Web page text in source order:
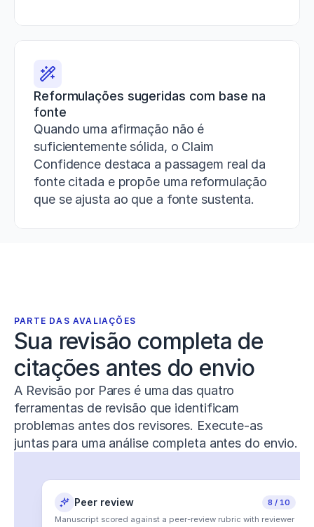
Reformulações sugeridas com base na
fonte
Quando uma afirmação não é
suficientemente sólida, o Claim
Confidence destaca a passagem real da
fonte citada e propõe uma reformulação
que se ajusta ao que a fonte sustenta.
PARTE DAS AVALIAÇÕES
Sua revisão completa de
citações antes do envio
A Revisão por Pares é uma das quatro
ferramentas de revisão que identificam
problemas antes dos revisores. Execute-as
juntas para uma análise completa antes do envio.
Peer review
8 / 10
Manuscript scored against a peer-review rubric with reviewer
Claim confidence 7 issues
Proofread 18 edits
Tone of voice 22 notes